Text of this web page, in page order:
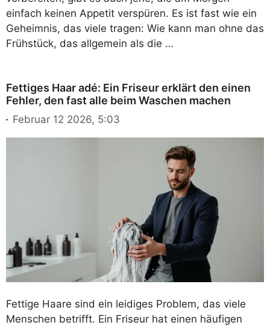
einfach keinen Appetit verspüren. Es ist fast wie ein
Geheimnis, das viele tragen: Wie kann man ohne das
Frühstück, das allgemein als die …
Fettiges Haar adé: Ein Friseur erklärt den einen
Fehler, den fast alle beim Waschen machen
Februar 12 2026, 5:03
Fettige Haare sind ein leidiges Problem, das viele
Menschen betrifft. Ein Friseur hat einen häufigen